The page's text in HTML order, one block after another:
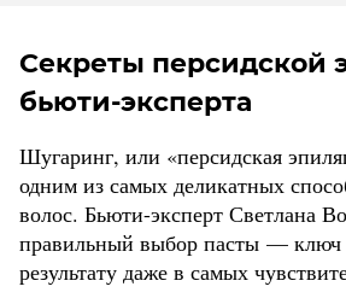
Секреты персидской
бьюти-эксперта
Шугаринг, или «персидская
одним из самых деликатных
волос. Бьюти-эксперт Светлана
правильный выбор пасты — ключ
результату даже в самых